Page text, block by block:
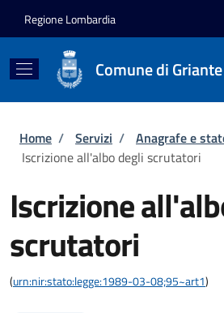
Regione Lombardia
Comune di Griante
Briciole di pane
Home / Servizi / Anagrafe e
Iscrizione all'albo degli scrutatori
Iscrizione
scrutatori
(urn:nir:stato:legge:1989-03-08;95~art1)